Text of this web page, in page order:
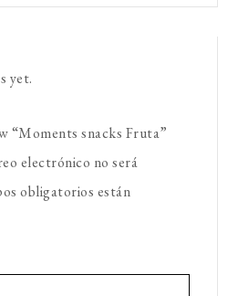
yet.
“Moments snacks Fruta”
electrónico no será
obligatorios están